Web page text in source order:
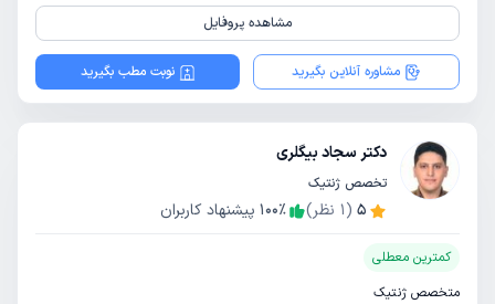
مشاهده پروفایل
مشاوره آنلاین بگیرید نوبت مطب بگیرید
دکتر سجاد بیگلری
تخصص ژنتیک
5
(
1 نظر) 100٪ پیشنهاد کاربران
کمترین معطلی
متخصص ژنتیک